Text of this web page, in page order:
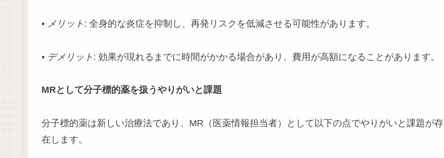
• メリット : 全身的な炎症を抑制し、再発リスクを低減させる可能性があります。
• デメリット : 効果が現れるまでに時間がかかる場合があり、費用が高額になることがあります。
MRとして分子標的薬を扱うやりがいと課題
分子標的薬は新しい治療法であり、MR（医薬情報担当者）として以下の点でやりがいと課題が存
在します。